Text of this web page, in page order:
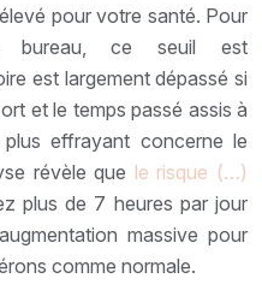
pour votre santé. Pour
bureau, ce seuil est
est largement dépassé si
et le temps passé assis à
effrayant concerne le
révèle que le risque (…)
plus de 7 heures par jour
massive pour
comme normale.